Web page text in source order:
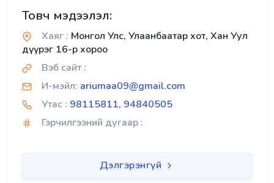
Товч мэдээлэл:
Хаяг : Монгол Улс, Улаанбаатар хот, Хан Уул
дүүрэг 16-р хороо
Вэб сайт :
И-мэйл: ariumaa09@gmail.com
Утас : 98115811, 94840505
Гэрчилгээний дугаар :
Дэлгэрэнгүй